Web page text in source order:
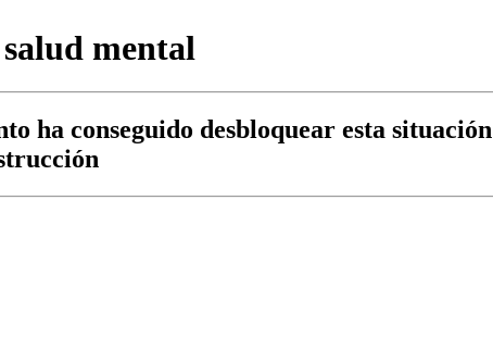
mental
ha conseguido desbloquear esta